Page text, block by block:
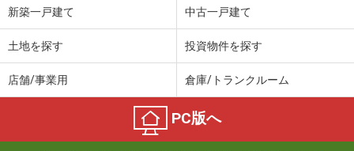
4.60万円
富山県富山市下新町
5.80万円
住 所
富山県富山市下新町
新築一戸建て 中古一戸建て
土地を探す 投資物件を探す
店舗/事業用 倉庫/トランクルーム
PC版へ